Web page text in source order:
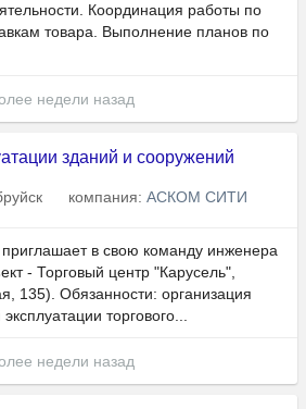
Координация работы по
товара. Выполнение планов по
недели назад
зданий и сооружений
компания: АСКОМ СИТИ
в свою команду инженера
- Торговый центр "Карусель",
135). Обязанности: организация
торгового...
недели назад